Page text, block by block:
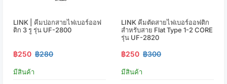
LINK | คีมปอกสายไฟเบอร์ออฟ
ติก 3 รู รุ่น UF-2800
฿250 ฿280
มีสินค้า
LINK คีมตัดสายไฟเบอร์ออฟติก
สำหรับสาย Flat Type 1-2 CORE
รุ่น UF-2820
฿250 ฿300
มีสินค้า